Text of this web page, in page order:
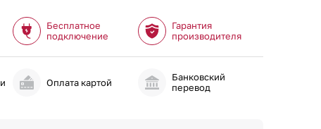
Бесплатное
подключение
Гарантия
производителя
Оплата картой
Банковский
перевод